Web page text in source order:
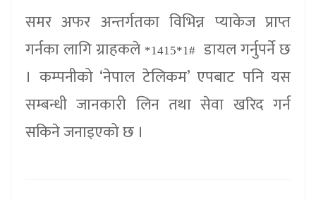
समर अफर अन्तर्गतका विभिन्न प्याकेज प्राप्त
गर्नका लागि ग्राहकले *1415*1#
डायल गर्नुपर्ने छ
। कम्पनीको ‘नेपाल टेलिकम’ एपबाट पनि यस
सम्बन्धी जानकारी लिन तथा सेवा खरिद गर्न
सकिने जनाइएको छ ।